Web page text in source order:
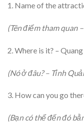
1. Name of the
(Tên điểm tham quan
2. Where is it? –
(Nó ở đâu? – Tỉnh
3. How can you go
(Bạn có thể đến đó